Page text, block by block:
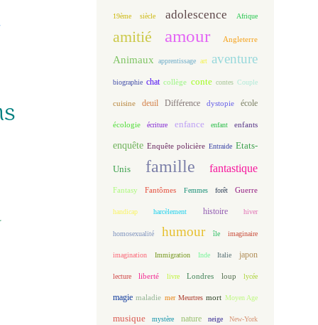
19ème siècle adolescence Afrique
amitié amour Angleterre
Animaux apprentissage art aventure
biographie chat collège conte contes Couple
cuisine deuil Différence dystopie école
écologie écriture enfance enfant enfants
enquête Enquête policière Entraide Etats-
Unis famille fantastique
Fantasy Fantômes Femmes forêt Guerre
handicap harcèlement histoire hiver
homosexualité humour île imaginaire
imagination Immigration Inde Italie japon
lecture liberté livre Londres loup lycée
magie maladie mer Meurtres mort Moyen Age
musique mystère nature neige New-York